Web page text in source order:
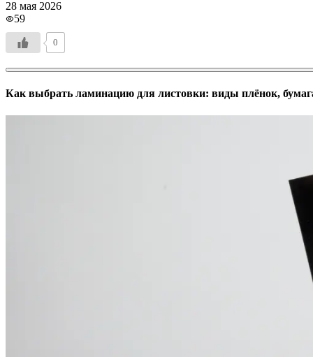
Инженерная печать документации и чертежей
28 мая 2026
59
0
Как выбрать ламинацию для листовки: виды плёнок,